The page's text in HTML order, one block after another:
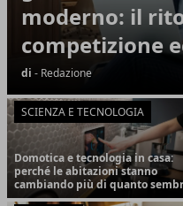
moderno: il
competizione
di - Redazione
SCIENZA E TECNOLOGIA
Domotica e tecnologia in casa:
perché le abitazioni stanno
cambiando più di quanto